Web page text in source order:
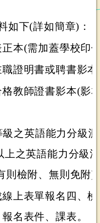
如下(詳如簡章)：
本(需加蓋學校印
證明書或聘書影
格教師證書影本(影
級之英語能力分級
上之英語能力分級
則檢附、無則免附)
上表單報名四、
名表件、課表。